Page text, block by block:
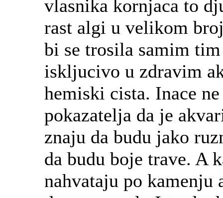
vlasnika kornjaca to
rast algi u velikom
bi se trosila samim
iskljucivo u zdravim
hemiski cista. Inace
pokazatelja da je
znaju da budu jako
da budu boje trave. A
nahvataju po kamenju